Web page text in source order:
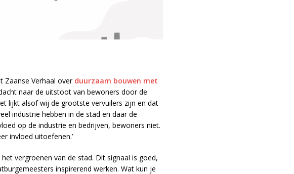
Zaanse Verhaal over duurzaam bouwen met
naar de uitstoot van bewoners door de
lijkt alsof wij de grootste vervuilers zijn en dat
industrie hebben in de stad en daar de
op de industrie en bedrijven, bewoners niet.
invloed uitoefenen.’
vergroenen van de stad. Dit signaal is goed,
inspirerend werken. Wat kun je